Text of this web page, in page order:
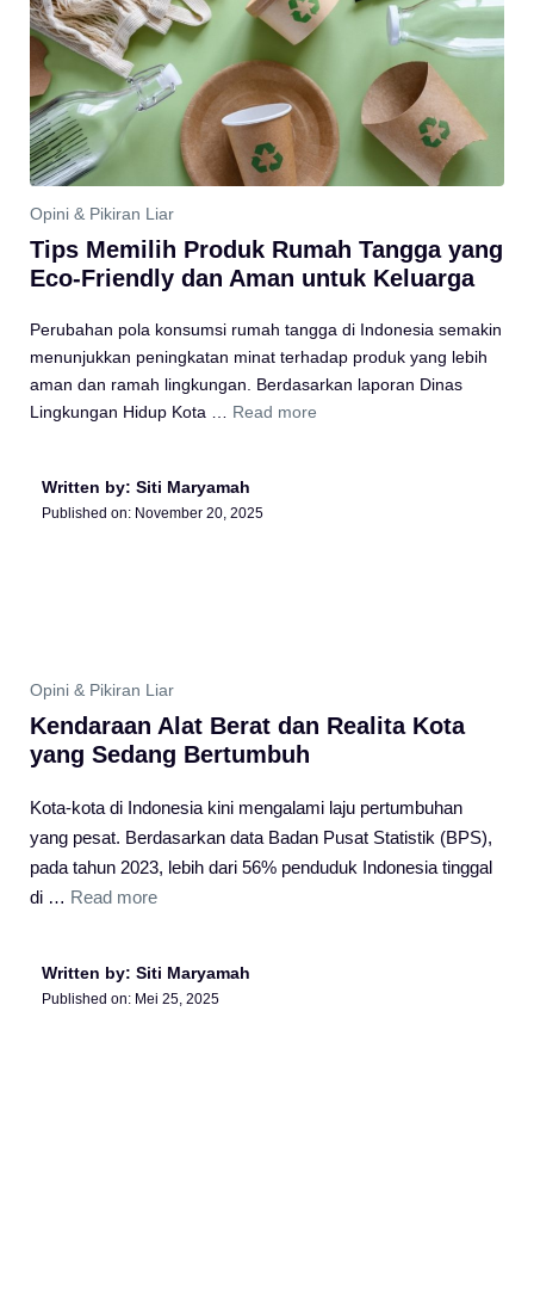
Opini & Pikiran Liar
Tips Memilih Produk Rumah Tangga yang
Eco-Friendly dan Aman untuk Keluarga
Perubahan pola konsumsi rumah tangga di Indonesia semakin
menunjukkan peningkatan minat terhadap produk yang lebih
aman dan ramah lingkungan. Berdasarkan laporan Dinas
Lingkungan Hidup Kota … Read more
Written by: Siti Maryamah
Published on: November 20, 2025
Opini & Pikiran Liar
Kendaraan Alat Berat dan Realita Kota
yang Sedang Bertumbuh
Kota-kota di Indonesia kini mengalami laju pertumbuhan
yang pesat. Berdasarkan data Badan Pusat Statistik (BPS),
pada tahun 2023, lebih dari 56% penduduk Indonesia tinggal
di … Read more
Written by: Siti Maryamah
Published on: Mei 25, 2025